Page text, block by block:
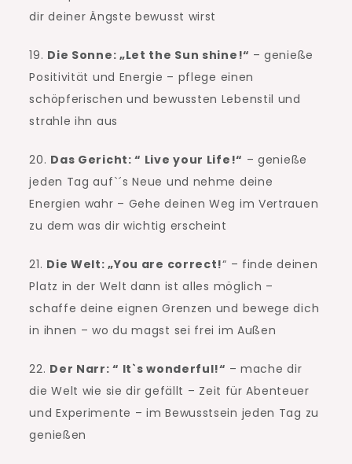
dir deiner Ängste bewusst wirst
19. Die Sonne: „Let the Sun shine!“ – genieße
Positivität und Energie – pflege einen
schöpferischen und bewussten Lebenstil und
strahle ihn aus
20. Das Gericht: “ Live your Life!“ – genieße
jeden Tag auf`´s Neue und nehme deine
Energien wahr – Gehe deinen Weg im Vertrauen
zu dem was dir wichtig erscheint
21. Die Welt: „You are correct!“ – finde deinen
Platz in der Welt dann ist alles möglich –
schaffe deine eignen Grenzen und bewege dich
in ihnen – wo du magst sei frei im Außen
22. Der Narr: “ It`s wonderful!“ – mache dir
die Welt wie sie dir gefällt – Zeit für Abenteuer
und Experimente – im Bewusstsein jeden Tag zu
genießen